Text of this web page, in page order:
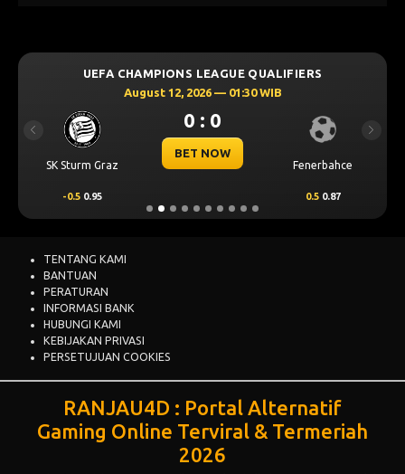
UEFA CHAMPIONS LEAGUE QUALIFIERS
August 12, 2026 — 01:30 WIB
SK Sturm Graz
0 : 0
BET NOW
Fenerbahce
-0.5 0.95 0.5 0.87
Previous Next
TENTANG KAMI
BANTUAN
PERATURAN
INFORMASI BANK
HUBUNGI KAMI
KEBIJAKAN PRIVASI
PERSETUJUAN COOKIES
RANJAU4D : Portal Alternatif
Gaming Online Terviral & Termeriah
2026